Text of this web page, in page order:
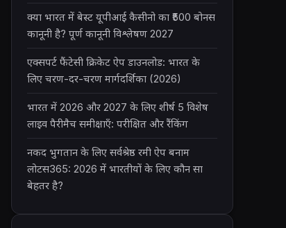
क्या भारत में बेस्ट यूपीआई कैसीनो का ₹500 बोनस
कानूनी है? पूर्ण कानूनी विश्लेषण 2027
एक्सपर्ट फैंटेसी क्रिकेट ऐप डाउनलोड: भारत के
लिए चरण-दर-चरण मार्गदर्शिका (2026)
भारत में 2026 और 2027 के लिए शीर्ष 5 विशेष
लाइव पैरीमैच समीक्षाएँ: परीक्षित और रैंकिंग
नकद भुगतान के लिए सर्वश्रेष्ठ रमी ऐप बनाम
लोटस365: 2026 में भारतीयों के लिए कौन सा
बेहतर है?